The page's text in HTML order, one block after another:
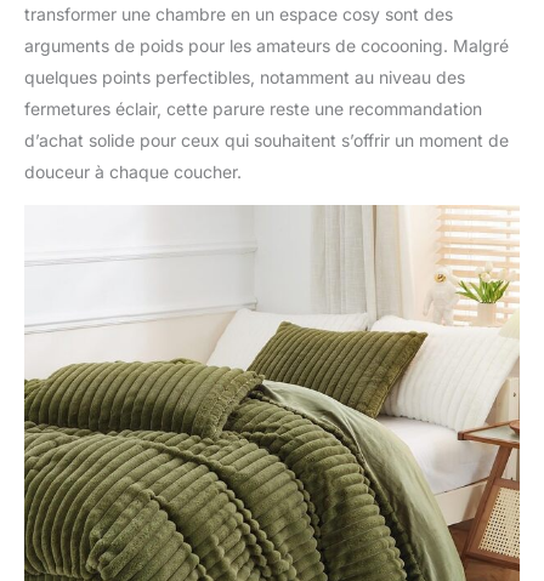
transformer une chambre en un espace cosy sont des
arguments de poids pour les amateurs de cocooning. Malgré
quelques points perfectibles, notamment au niveau des
fermetures éclair, cette parure reste une recommandation
d’achat solide pour ceux qui souhaitent s’offrir un moment de
douceur à chaque coucher.